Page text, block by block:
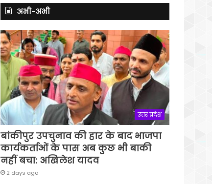
अभी-अभी
उत्तर प्रदेश
बांकीपुर उपचुनाव की हार के बाद भाजपा
कार्यकर्ताओं के पास अब कुछ भी बाकी
नहीं बचा: अखिलेश यादव
2 days ago